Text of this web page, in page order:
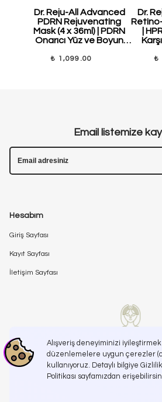
Alışveriş deneyiminizi iyileştirmek
düzenlemelere uygun çerezler
kullanıyoruz. Detaylı bilgiye
Politikası sayfamızdan
Dr. Reju-All Advanced
PDRN Rejuvenating
Mask (4 x 36ml) | PDRN
Onarıcı Yüz ve Boyun
₺ 1,099.00
Dr.
|
₺
İletişime Geçin
Hesabım
Giriş Sayfası
Kayıt Sayfası
İletişim Sayfası
Email listemize